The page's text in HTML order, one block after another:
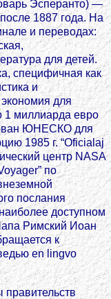
Эсперанто) —
1887 года. На
и переводах:
для детей.
специфичная как
и
для
1 миллиарда евро
ЮНЕСКО для
1985 г. “Oficialaj
центр NASA
по
послания
доступном
Римский Иоан
к
en lingvo
правительств